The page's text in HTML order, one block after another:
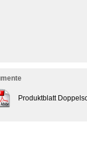
Produktblatt